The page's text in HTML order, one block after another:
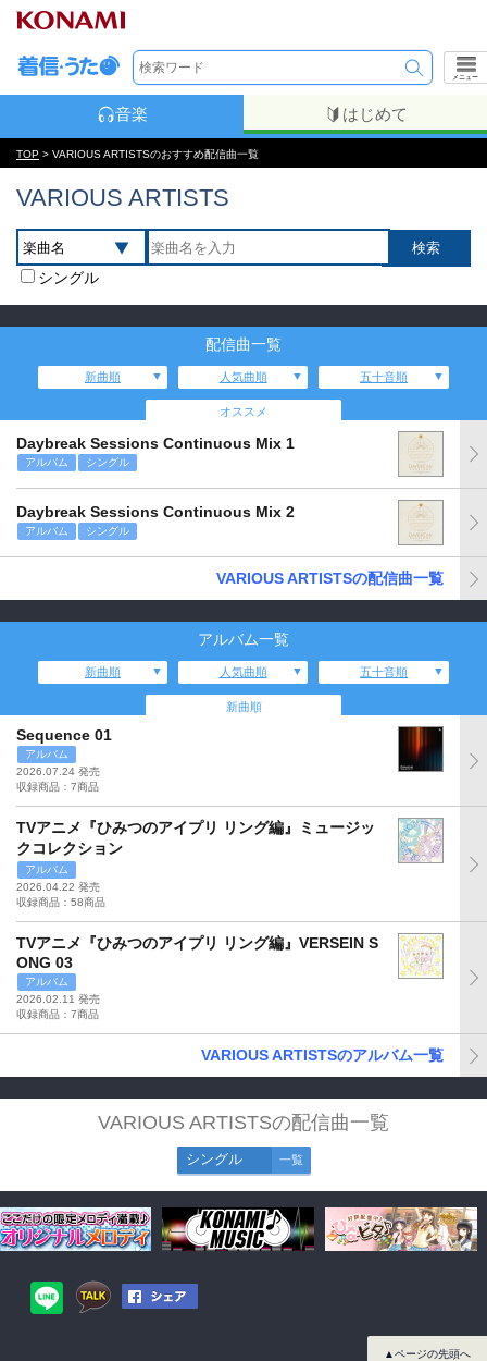
メニュー
音楽 はじめて
TOP > VARIOUS ARTISTSのおすすめ配信曲一覧
VARIOUS ARTISTS
シングル
配信曲一覧
新曲順 人気曲順 五十音順
オススメ
Daybreak Sessions Continuous Mix 1
アルバム シングル
Daybreak Sessions Continuous Mix 2
アルバム シングル
VARIOUS ARTISTSの配信曲一覧
アルバム一覧
新曲順 人気曲順 五十音順
新曲順
Sequence 01
アルバム
2026.07.24 発売
収録商品：7商品
TVアニメ『ひみつのアイプリ リング編』ミュージッ
クコレクション
アルバム
2026.04.22 発売
収録商品：58商品
TVアニメ『ひみつのアイプリ リング編』VERSEIN S
ONG 03
アルバム
2026.02.11 発売
収録商品：7商品
VARIOUS ARTISTSのアルバム一覧
VARIOUS ARTISTSの配信曲一覧
シングル 一覧
▲ページの先頭へ